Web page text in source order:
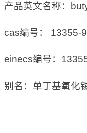
产品英文名称：
cas编号： 13355-
einecs编号：
别名：单丁基氧化